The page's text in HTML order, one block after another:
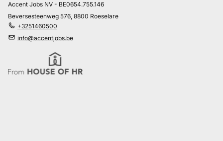
Accent Jobs NV - BE0654.755.146
Beversesteenweg 576, 8800 Roeselare
+3251460500
info@accentjobs.be